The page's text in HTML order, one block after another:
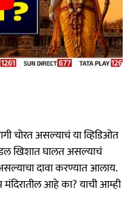
चोरत असल्याचं या व्हिडिओत
खिशात घालत असल्याचं
दावा करण्यात आलाय.
आहे का? याची आम्ही